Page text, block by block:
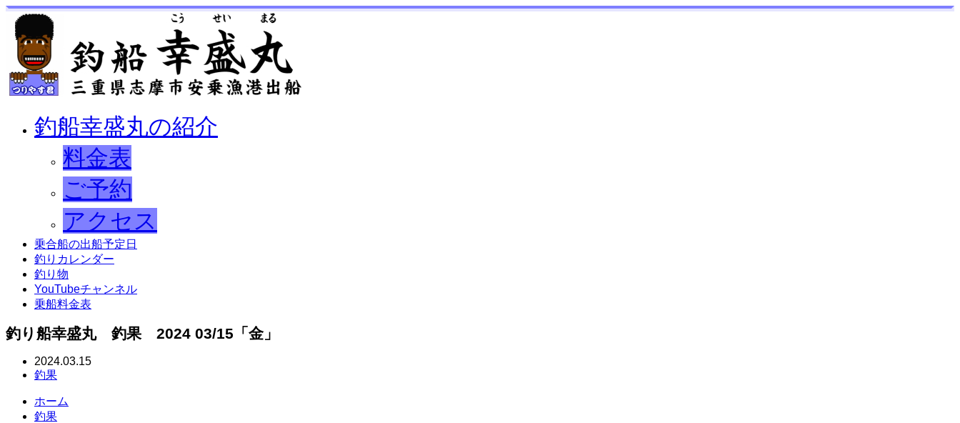
釣船幸盛丸の紹介
料金表
ご予約
アクセス
乗合船の出船予定日
釣りカレンダー
釣り物
YouTubeチャンネル
乗船料金表
釣り船幸盛丸 釣果 2024 03/15「金」
2024.03.15
釣果
ホーム
釣果